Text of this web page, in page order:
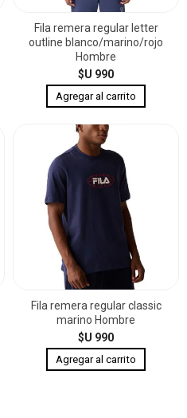
Fila remera regular letter
outline blanco/marino/rojo
Hombre
$U 990
Fila remera regular classic
marino Hombre
$U 990